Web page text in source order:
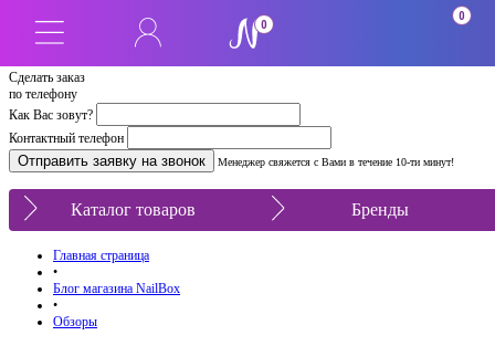
Сделать заказ
по телефону
Как Вас зовут?
Контактный телефон
Менеджер свяжется с Вами в течение 10-ти минут!
0
0
Каталог товаров Бренды
Главная страница
•
Блог магазина NailBox
•
Обзоры